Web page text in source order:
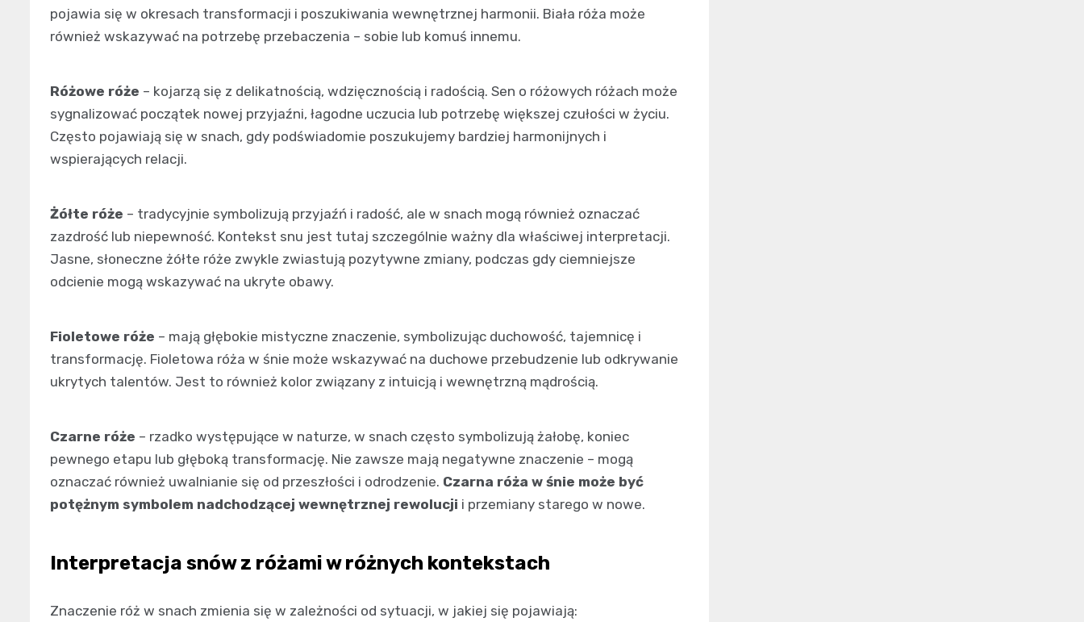
pojawia się w okresach transformacji i poszukiwania wewnętrznej harmonii. Biała róża może
również wskazywać na potrzebę przebaczenia – sobie lub komuś innemu.
Różowe róże – kojarzą się z delikatnością, wdzięcznością i radością. Sen o różowych różach może
sygnalizować początek nowej przyjaźni, łagodne uczucia lub potrzebę większej czułości w życiu.
Często pojawiają się w snach, gdy podświadomie poszukujemy bardziej harmonijnych i
wspierających relacji.
Żółte róże – tradycyjnie symbolizują przyjaźń i radość, ale w snach mogą również oznaczać
zazdrość lub niepewność. Kontekst snu jest tutaj szczególnie ważny dla właściwej interpretacji.
Jasne, słoneczne żółte róże zwykle zwiastują pozytywne zmiany, podczas gdy ciemniejsze
odcienie mogą wskazywać na ukryte obawy.
Fioletowe róże – mają głębokie mistyczne znaczenie, symbolizując duchowość, tajemnicę i
transformację. Fioletowa róża w śnie może wskazywać na duchowe przebudzenie lub odkrywanie
ukrytych talentów. Jest to również kolor związany z intuicją i wewnętrzną mądrością.
Czarne róże – rzadko występujące w naturze, w snach często symbolizują żałobę, koniec
pewnego etapu lub głęboką transformację. Nie zawsze mają negatywne znaczenie – mogą
oznaczać również uwalnianie się od przeszłości i odrodzenie. Czarna róża w śnie może być
potężnym symbolem nadchodzącej wewnętrznej rewolucji i przemiany starego w nowe.
Interpretacja snów z różami w różnych kontekstach
Znaczenie róż w snach zmienia się w zależności od sytuacji, w jakiej się pojawiają: